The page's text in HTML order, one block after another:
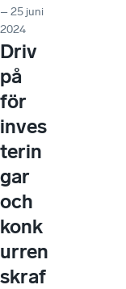
– 25 juni
2024
Driv
på
för
inves
terin
gar
och
konk
urren
skraf